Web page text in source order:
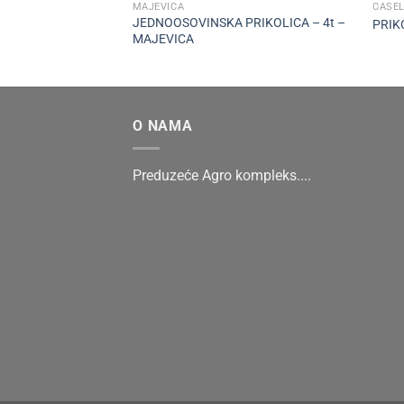
MAJEVICA
JEDNOOSOVINSKA PRIKOLICA – 4t –
MAJEVICA
O NAMA
Preduzeće Agro kompleks....